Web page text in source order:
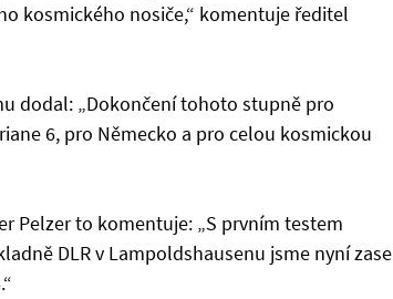
kosmického nosiče,“ komentuje ředitel
dodal: „Dokončení tohoto stupně pro
6, pro Německo a pro celou kosmickou
Pelzer to komentuje: „S prvním testem
DLR v Lampoldshausenu jsme nyní zase